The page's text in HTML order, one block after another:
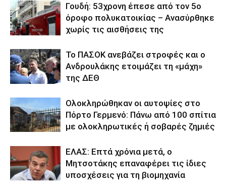
Γουδή: 53χρονη έπεσε από τον 5ο
όροφο πολυκατοικίας – Ανασύρθηκε
χωρίς τις αισθήσεις της
Το ΠΑΣΟΚ ανεβάζει στροφές και ο
Ανδρουλάκης ετοιμάζει τη «μάχη»
της ΔΕΘ
Ολοκληρώθηκαν οι αυτοψίες στο
Πόρτο Γερμενό: Πάνω από 100 σπίτια
με ολοκληρωτικές ή σοβαρές ζημιές
ΕΛΑΣ: Επτά χρόνια μετά, ο
Μητσοτάκης επαναφέρει τις ίδιες
υποσχέσεις για τη βιομηχανία